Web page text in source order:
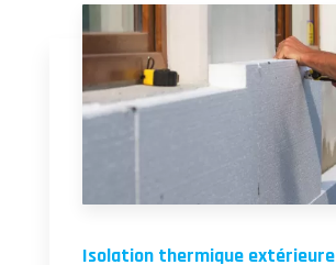
Isolation thermique extérieure